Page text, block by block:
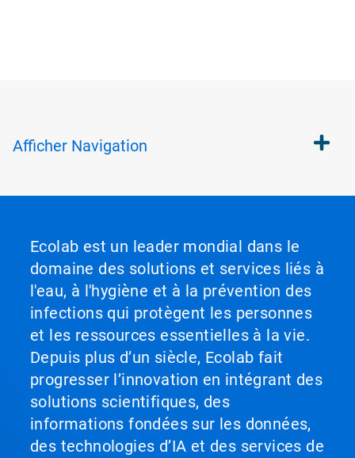
Afficher Navigation
Ecolab est un leader mondial dans le
domaine des solutions et services liés à
l'eau, à l'hygiène et à la prévention des
infections qui protègent les personnes
et les ressources essentielles à la vie.
Depuis plus d’un siècle, Ecolab fait
progresser l’innovation en intégrant des
solutions scientifiques, des
informations fondées sur les données,
des technologies d’IA et des services de